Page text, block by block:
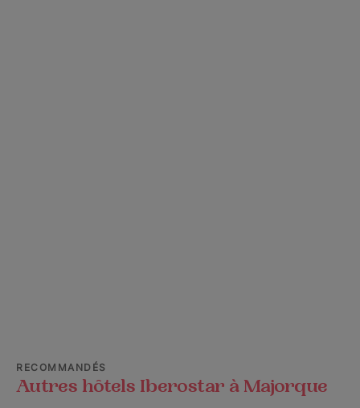
RECOMMANDÉS
Autres hôtels Iberostar à Majorque